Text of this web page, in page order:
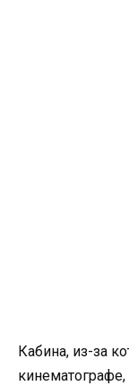
Кабина, из-за